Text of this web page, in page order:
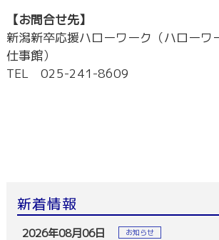
【お問合せ先】
新潟新卒応援ハローワーク（ハロー
仕事館）
TEL 025-241-8609
新着情報
2026年08月06日 お知らせ